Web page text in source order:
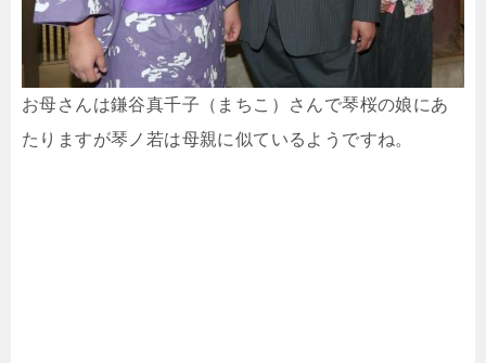
お母さんは鎌谷真千子（まちこ）さんで琴桜の娘にあ
たりますが琴ノ若は母親に似ているようですね。